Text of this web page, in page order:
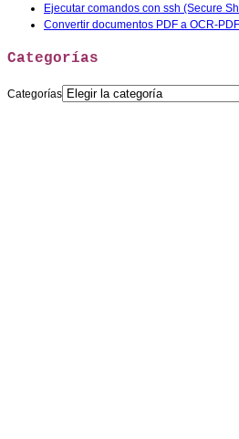
Ejecutar comandos con ssh (Secure
Convertir documentos PDF a OCR-
Categorías
Categorías